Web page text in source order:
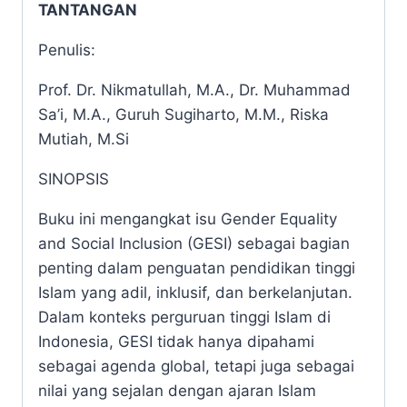
DAN
TANTANGAN
TANTANGAN
Penulis:
Prof. Dr. Nikmatullah, M.A., Dr. Muhammad
Sa’i, M.A., Guruh Sugiharto, M.M., Riska
Mutiah, M.Si
SINOPSIS
Buku ini mengangkat isu Gender Equality
and Social Inclusion (GESI) sebagai bagian
penting dalam penguatan pendidikan tinggi
Islam yang adil, inklusif, dan berkelanjutan.
Dalam konteks perguruan tinggi Islam di
Indonesia, GESI tidak hanya dipahami
sebagai agenda global, tetapi juga sebagai
nilai yang sejalan dengan ajaran Islam